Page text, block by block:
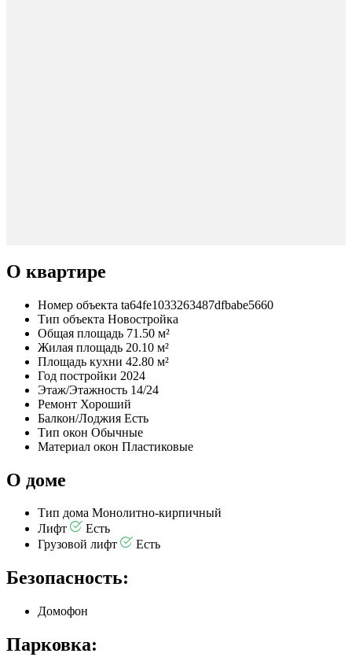
О квартире
Номер объекта ta64fe1033263487dfbabe5660
Тип объекта Новостройка
Общая площадь 71.50 м²
Жилая площадь 20.10 м²
Площадь кухни 42.80 м²
Год постройки 2024
Этаж/Этажность 14/24
Ремонт Хороший
Балкон/Лоджия Есть
Тип окон Обычные
Материал окон Пластиковые
О доме
Тип дома Монолитно-кирпичный
Лифт
Есть
Грузовой лифт
Есть
Безопасность:
Домофон
Парковка: